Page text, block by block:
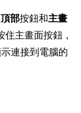
頂部按鈕和主畫
主畫面按鈕，
連接到電腦的